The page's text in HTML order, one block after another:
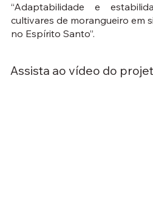
“Adaptabilidade e
cultivares de morangueiro em
no Espírito Santo”.
Assista ao vídeo do